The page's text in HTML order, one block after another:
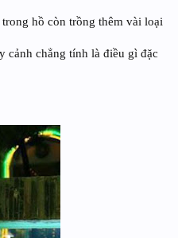
hồ còn trồng thêm vài loại
cảnh chẳng tính là điều gì đặc